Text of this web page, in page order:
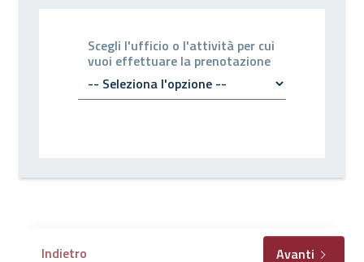
Scegli l'ufficio o l'attività per cui
vuoi effettuare la prenotazione
Indietro Avanti